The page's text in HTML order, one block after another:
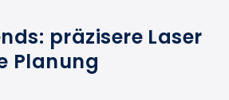
präzisere Laser
Planung